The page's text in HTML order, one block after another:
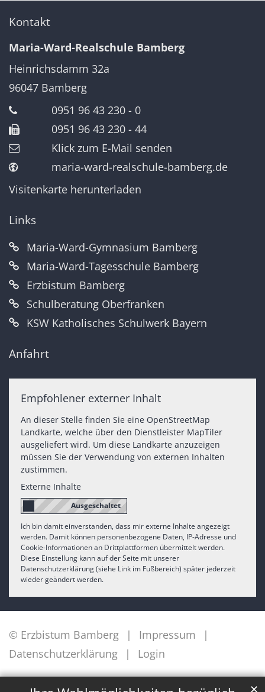
Kontakt
Maria-Ward-Realschule Bamberg
Heinrichsdamm 32a
96047 Bamberg
0951 96 43 230 - 0
0951 96 43 230 - 44
Klick zum E-Mail senden
maria-ward-realschule-bamberg.de
Visitenkarte herunterladen
Links
Maria-Ward-Gymnasium Bamberg
Maria-Ward-Tagesschule Bamberg
Erzbistum Bamberg
Schulberatung Oberfranken
KSW Katholisches Schulwerk Bayern
Anfahrt
Empfohlener externer Inhalt
An dieser Stelle finden Sie eine OpenStreetMap
Landkarte, welche über den Dienstleister MapTiler
ausgeliefert wird. Um diese Landkarte anzuzeigen
müssen Sie der Verwendung von externen Inhalten
zustimmen.
Externe Inhalte
Ich bin damit einverstanden, dass mir externe Inhalte angezeigt
werden. Damit können personenbezogene Daten, IP-Adresse und
Cookie-Informationen an Drittplattformen übermittelt werden.
Diese Einstellung kann auf der Seite mit unserer
Datenschutzerklärung (siehe Link im Fußbereich) später jederzeit
wieder geändert werden.
© Erzbistum Bamberg
Impressum
Datenschutzerklärung
Login